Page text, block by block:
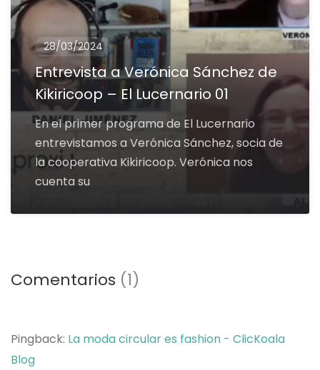
28/03/2024
Entrevista a Verónica Sánchez de
Kikiricoop – El Lucernario 01
En el primer programa de El Lucernario
entrevistamos a Verónica Sánchez, socia de
la cooperativa Kikiricoop. Verónica nos
cuenta su
Comentarios (1)
Pingback: La moda circular es fashion - ClicKoala
Blog